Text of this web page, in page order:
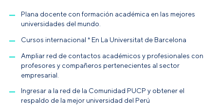
Plana docente con formación académica en las mejores
universidades del mundo.
Cursos internacional * En La Universitat de Barcelona
Ampliar red de contactos académicos y profesionales con
profesores y compañeros pertenecientes al sector
empresarial.
Ingresar a la red de la Comunidad PUCP y obtener el
respaldo de la mejor universidad del Perú